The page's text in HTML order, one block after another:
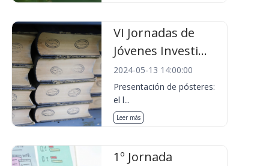
VI Jornadas de
Jóvenes Investi...
2024-05-13 14:00:00
Presentación de pósteres:
el l...
Leer más
1º Jornada